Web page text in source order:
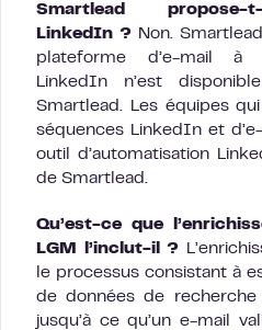
Smartlead propose-
LinkedIn ? Non.
plateforme d’e-mail à
LinkedIn n’est
Smartlead. Les équipes
séquences LinkedIn et
outil d’automatisation
de Smartlead.
Qu’est-ce que
LGM l’inclut-il ?
le processus consistant à
de données de recherche
jusqu’à ce qu’un e-mail